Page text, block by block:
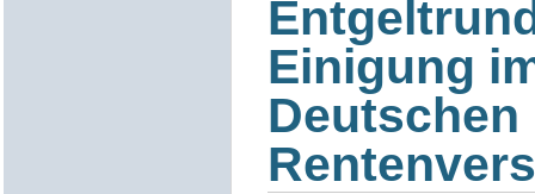
Einigung
Deutschen